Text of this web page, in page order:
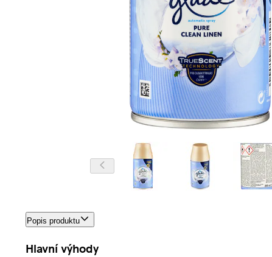
Popis produktu
Hlavní výhody